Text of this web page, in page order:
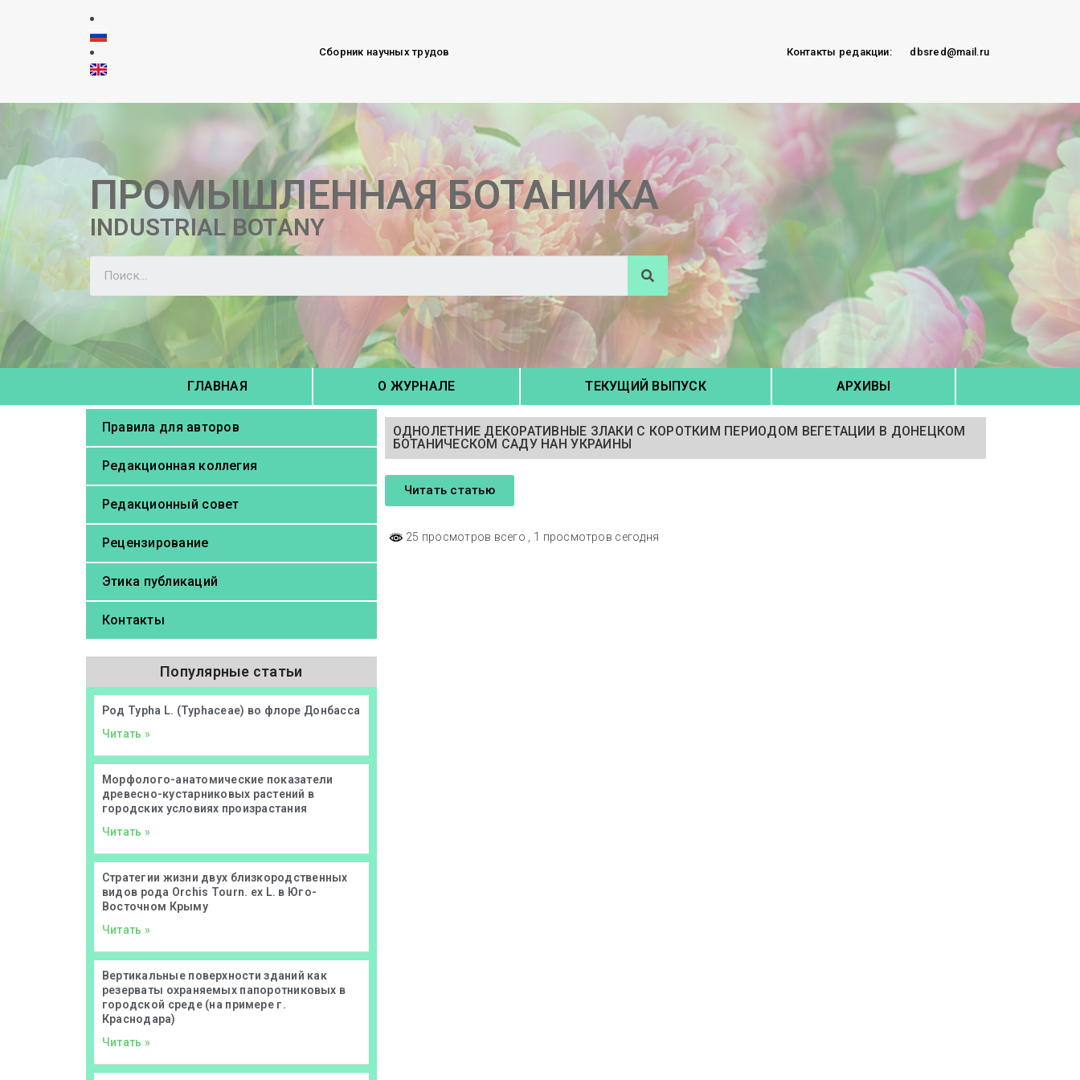
Сборник научных трудов Контакты редакции: dbsred@mail.ru
ПРОМЫШЛЕННАЯ БОТАНИКА
INDUSTRIAL BOTANY
ГЛАВНАЯ О ЖУРНАЛЕ ТЕКУЩИЙ ВЫПУСК АРХИВЫ
Правила для авторов
Редакционная коллегия
Редакционный совет
Рецензирование
Этика публикаций
Контакты
Популярные статьи
Род Typha L. (Typhaceae) во флоре Донбасса
Читать »
Морфолого-анатомические показатели
древесно-кустарниковых растений в
городских условиях произрастания
Читать »
Стратегии жизни двух близкородственных
видов рода Orchis Tourn. ex L. в Юго-
Восточном Крыму
Читать »
Вертикальные поверхности зданий как
резерваты охраняемых папоротниковых в
городской среде (на примере г.
Краснодара)
Читать »
ОДНОЛЕТНИЕ ДЕКОРАТИВНЫЕ ЗЛАКИ С КОРОТКИМ ПЕРИОДОМ ВЕГЕТАЦИИ В ДОНЕЦКОМ
БОТАНИЧЕСКОМ САДУ НАН УКРАИНЫ
Читать статью
25 просмотров всего , 1 просмотров сегодня